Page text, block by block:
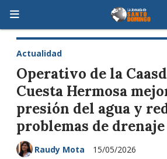
Operativo de la
Cuesta Hermosa
presión del agua y
problemas de drenaje
Actualidad
15/05/2026
Raudy Mota